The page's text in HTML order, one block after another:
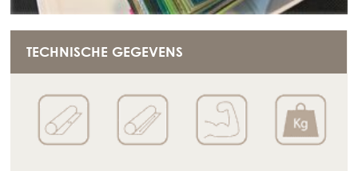
TECHNISCHE GEGEVENS